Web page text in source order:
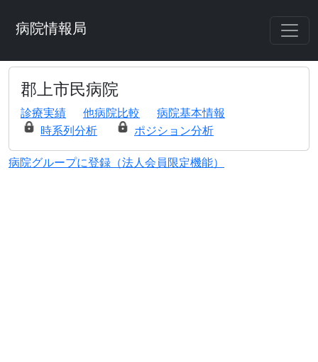
病院情報局
郡上市民病院
診療実績 他病院比較
病院基本情報
時系列分析
ポジション分析
病院グループに登録（法人会員限定機能）